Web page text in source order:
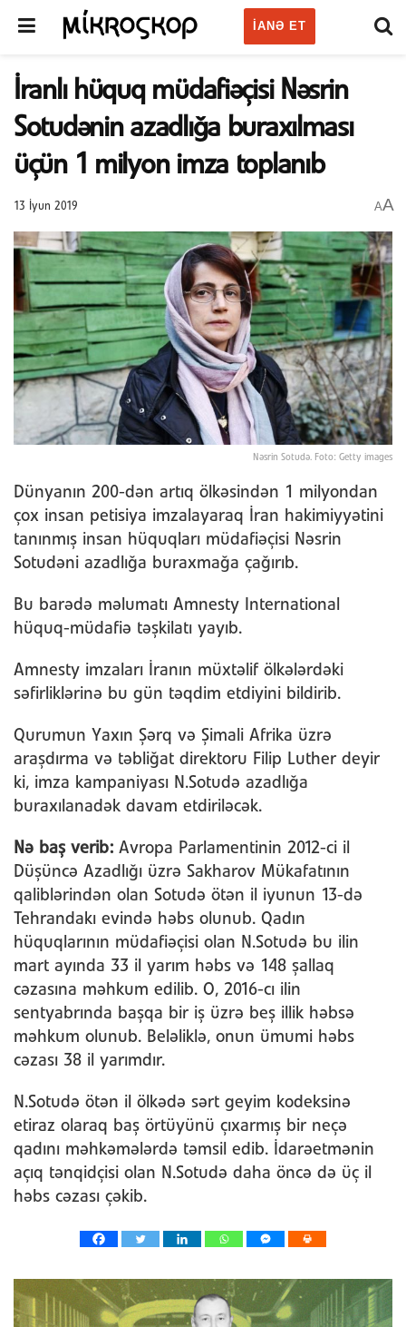
IANƏ ET
İranlı hüquq müdafiəçisi Nəsrin
Sotudənin azadlığa buraxılması
üçün 1 milyon imza toplanıb
13 İyun 2019 AA
Nəsrin Sotudə. Foto: Getty images
Dünyanın 200-dən artıq ölkəsindən 1 milyondan
çox insan petisiya imzalayaraq İran hakimiyyətini
tanınmış insan hüquqları müdafiəçisi Nəsrin
Sotudəni azadlığa buraxmağa çağırıb.
Bu barədə məlumatı Amnesty International
hüquq-müdafiə təşkilatı yayıb.
Amnesty imzaları İranın müxtəlif ölkələrdəki
səfirliklərinə bu gün təqdim etdiyini bildirib.
Qurumun Yaxın Şərq və Şimali Afrika üzrə
araşdırma və təbliğat direktoru Filip Luther deyir
ki, imza kampaniyası N.Sotudə azadlığa
buraxılanadək davam etdiriləcək.
Nə baş verib: Avropa Parlamentinin 2012-ci il
Düşüncə Azadlığı üzrə Sakharov Mükafatının
qaliblərindən olan Sotudə ötən il iyunun 13-də
Tehrandakı evində həbs olunub. Qadın
hüquqlarının müdafiəçisi olan N.Sotudə bu ilin
mart ayında 33 il yarım həbs və 148 şallaq
cəzasına məhkum edilib. O, 2016-cı ilin
sentyabrında başqa bir iş üzrə beş illik həbsə
məhkum olunub. Beləliklə, onun ümumi həbs
cəzası 38 il yarımdır.
N.Sotudə ötən il ölkədə sərt geyim kodeksinə
etiraz olaraq baş örtüyünü çıxarmış bir neçə
qadını məhkəmələrdə təmsil edib. İdarəetmənin
açıq tənqidçisi olan N.Sotudə daha öncə də üç il
həbs cəzası çəkib.